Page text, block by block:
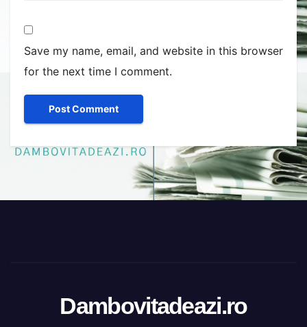
Save my name, email, and website in this browser
for the next time I comment.
Dambovitadeazi.ro